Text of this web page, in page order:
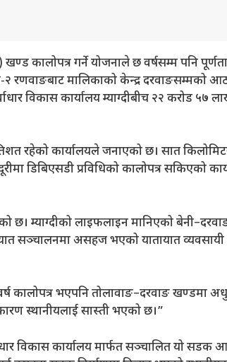
कालोपत्र गर्ने योजनाले छ वर्षसम्म पनि
रणवाङबाट मालिकाको केन्द्र दरवाङसम्मको
विकास कार्यालय म्याग्दीबीच २२ करोड ५७
रहेको कार्यालयले जनाएको छ। सात
डिबिएसडी प्रविधिको कालोपत्र सकिएको
छ। म्याग्दीको लाइफलाइन मानिएको
सञ्चालनमा असहज भएको यातायात
कालोपत्र भएपनि तोलावाङ–दरवाङ खण्डमा
स्थानीयलाई सास्ती भएको छ।”
विकास कार्यालय मार्फत सञ्चालित यो सडक